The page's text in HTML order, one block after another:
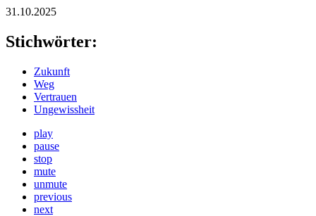
31.10.2025
Stichwörter:
Zukunft
Weg
Vertrauen
Ungewissheit
play
pause
stop
mute
unmute
previous
next